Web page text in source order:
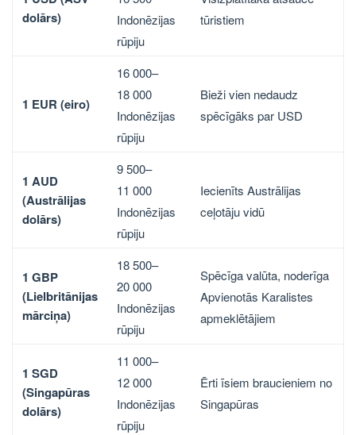
dolārs)
Indonēzijas
rūpiju
tūristiem
1 EUR (eiro)
16 000–
18 000
Indonēzijas
rūpiju
Bieži vien nedaudz
spēcīgāks par USD
1 AUD
(Austrālijas
dolārs)
9 500–
11 000
Indonēzijas
rūpiju
Iecienīts Austrālijas
ceļotāju vidū
1 GBP
(Lielbritānijas
mārciņa)
18 500–
20 000
Indonēzijas
rūpiju
Spēcīga valūta, noderīga
Apvienotās Karalistes
apmeklētājiem
1 SGD
(Singapūras
dolārs)
11 000–
12 000
Indonēzijas
rūpiju
Ērti īsiem braucieniem no
Singapūras